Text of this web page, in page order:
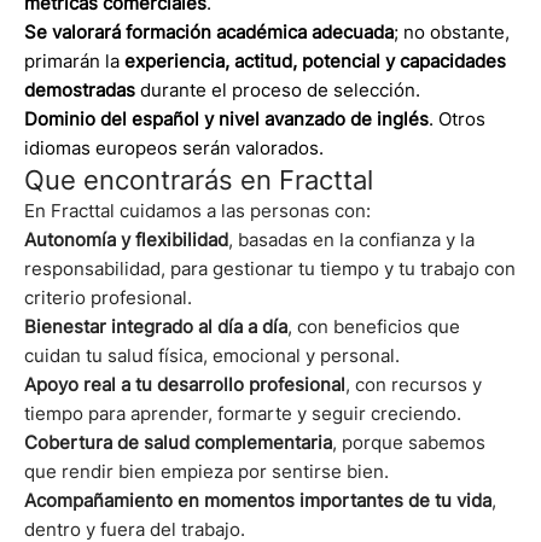
Se valorará formación académica adecuada; no obstante,
primarán la experiencia, actitud, potencial y capacidades
demostradas durante el proceso de selección.
Dominio del español y nivel avanzado de inglés. Otros
idiomas europeos serán valorados.
Que encontrarás en Fracttal
En Fracttal cuidamos a las personas con:
Autonomía y flexibilidad, basadas en la confianza y la
responsabilidad, para gestionar tu tiempo y tu trabajo con
criterio profesional.
Bienestar integrado al día a día, con beneficios que
cuidan tu salud física, emocional y personal.
Apoyo real a tu desarrollo profesional, con recursos y
tiempo para aprender, formarte y seguir creciendo.
Cobertura de salud complementaria, porque sabemos
que rendir bien empieza por sentirse bien.
Acompañamiento en momentos importantes de tu vida,
dentro y fuera del trabajo.